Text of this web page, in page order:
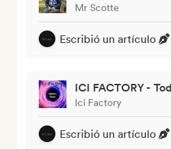
Mr Scotte
Escribió un artículo
ICI FACTORY -
Ici Factory
Escribió un artículo